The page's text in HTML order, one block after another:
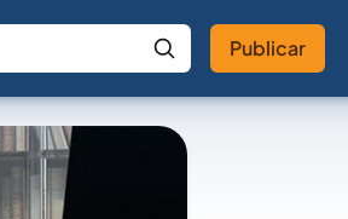
Buscar no Jus
Publicar